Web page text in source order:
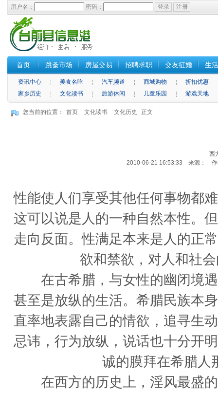
用户名： 密码：
首页 跳蚤市场 房屋交易 招聘求职 交友征婚 生
资讯中心 美食名吃 汽车频道 商城购物
折扣优惠
家乡历史
文化读书 旅游休闲 儿童乐园 游戏天地
您当前的位置： 首页 文化读书 文化历史 正文
西
2010-06-21 16:53:33 来源： 作
性能使人们享受其他任何事物都
这可以说是人的一种自然本性。
走向反面。性满足本来是人的正
欲和禁欲，对人和社
在古希腊，与女性的幽闭境遇
甚至是放纵的生活。希腊民族本
直率地表露自己的情欲，追寻生
忌讳，行为放纵，说话也十分开
诚的膜拜在希腊人
在西方的历史上，淫风最盛的